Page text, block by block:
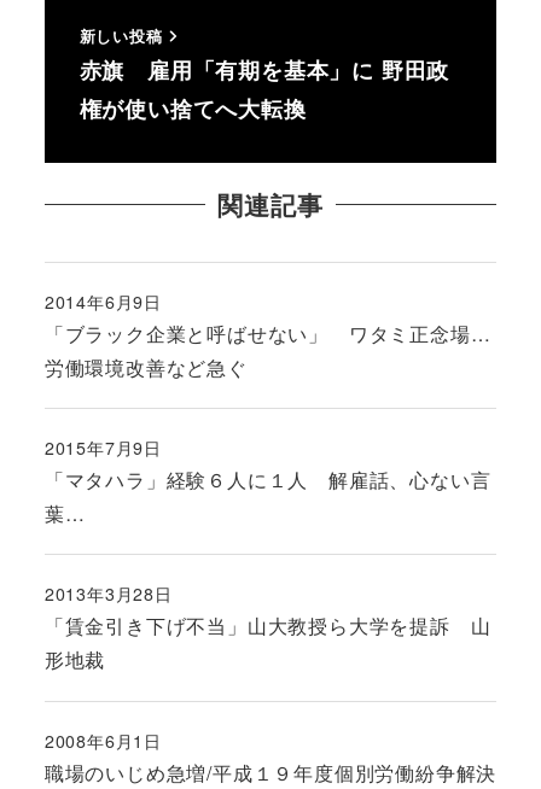
新しい投稿
赤旗 雇用「有期を基本」に 野田政
権が使い捨てへ大転換
関連記事
「ブラック企業と呼ばせない」 ワタミ正念場…
労働環境改善など急ぐ
投稿日
2014年6月9日
「マタハラ」経験６人に１人 解雇話、心ない言
葉…
投稿日
2015年7月9日
「賃金引き下げ不当」山大教授ら大学を提訴 山
形地裁
投稿日
2013年3月28日
職場のいじめ急増/平成１９年度個別労働紛争解決
投稿日
2008年6月1日